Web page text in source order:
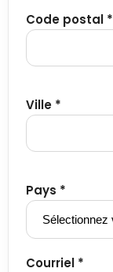
Code postal *
Ville *
Pays *
Courriel *